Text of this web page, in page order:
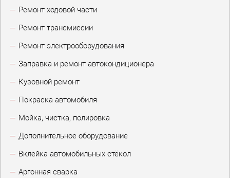
Ремонт ходовой части
Ремонт трансмиссии
Ремонт электрооборудования
Заправка и ремонт автокондиционера
Кузовной ремонт
Покраска автомобиля
Мойка, чистка, полировка
Дополнительное оборудование
Вклейка автомобильных стёкол
Аргонная сварка